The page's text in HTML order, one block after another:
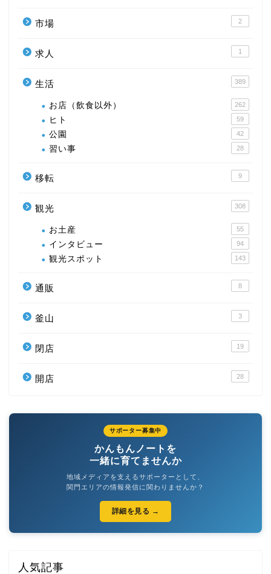
市場 2
求人 1
生活 389
お店（飲食以外） 262
ヒト 59
公園 42
習い事 28
移転 9
観光 308
お土産 55
インタビュー 94
観光スポット 143
通販 8
釜山 3
閉店 19
開店 28
サポーター募集中
かんもんノートを
一緒に育てませんか
地域メディアを支えるサポーターとして、
関門エリアの情報発信に関わりませんか？
詳細を見る →
人気記事